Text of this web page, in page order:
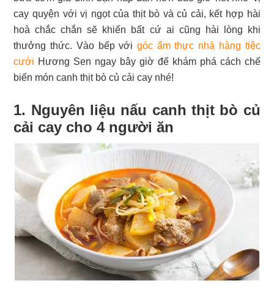
cay quyện với vị ngọt của thịt bò và củ cải, kết hợp hài
hoà chắc chắn sẽ khiến bất cứ ai cũng hài lòng khi
thưởng thức. Vào bếp với góc ẩm thực nhà hàng tiệc
cưới Hương Sen ngay bây giờ để khám phá cách chế
biến món canh thịt bò củ cải cay nhé!
1. Nguyên liệu nấu canh thịt bò củ
cải cay cho 4 người ăn